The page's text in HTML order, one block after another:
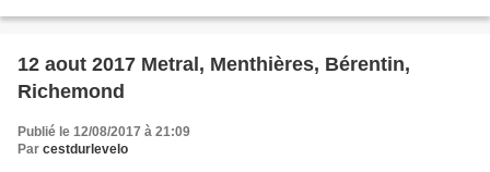
12 aout 2017 Metral, Menthières, Bérentin,
Richemond
Publié le 12/08/2017 à 21:09
Par cestdurlevelo